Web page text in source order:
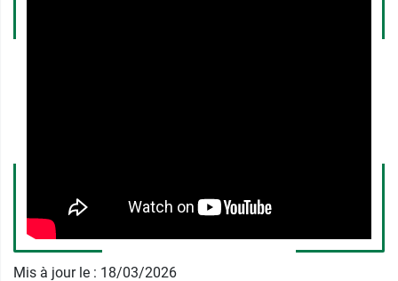
l'apparition d'une fièvre ou de vomissements,
consultez votre médecin.
La constipation doit aussi vous amener à
Mis à jour le : 18/03/2026